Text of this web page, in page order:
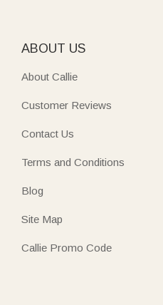
ABOUT US
About Callie
Customer Reviews
Contact Us
Terms and Conditions
Blog
Site Map
Callie Promo Code